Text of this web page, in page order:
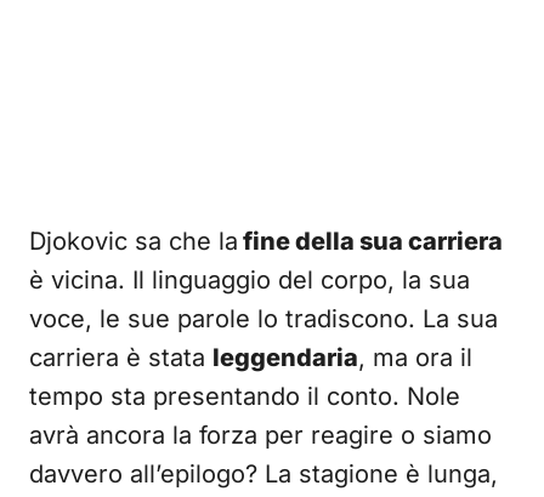
Djokovic sa che la fine della sua carriera
è vicina. Il linguaggio del corpo, la sua
voce, le sue parole lo tradiscono. La sua
carriera è stata leggendaria, ma ora il
tempo sta presentando il conto. Nole
avrà ancora la forza per reagire o siamo
davvero all’epilogo? La stagione è lunga,